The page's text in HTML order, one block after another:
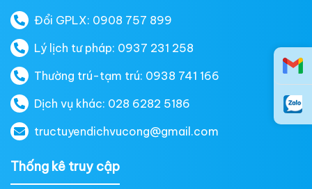
Đổi GPLX: 0908 757 899
Lý lịch tư pháp: 0937 231 258
Thường trú-tạm trú: 0938 741 166
Dịch vụ khác: 028 6282 5186
tructuyendichvucong@gmail.com
Thống kê truy cập